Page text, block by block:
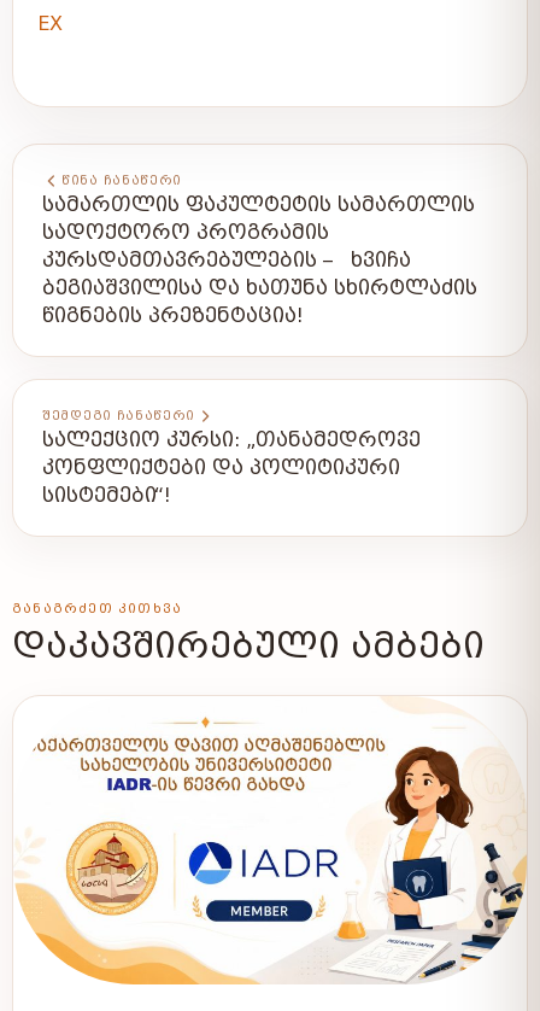
EX
ᲬᲘᲜᲐ ᲩᲐᲜᲐᲬᲔᲠᲘ
ᲡᲐᲛᲐᲠᲗᲚᲘᲡ ᲤᲐᲙᲣᲚᲢᲔᲢᲘᲡ ᲡᲐᲛᲐᲠᲗᲚᲘᲡ
ᲡᲐᲓᲝᲥᲢᲝᲠᲝ ᲞᲠᲝᲒᲠᲐᲛᲘᲡ
ᲙᲣᲠᲡᲓᲐᲛᲗᲐᲕᲠᲔᲑᲣᲚᲔᲑᲘᲡ – ᲮᲕᲘᲩᲐ
ᲑᲔᲒᲘᲐᲨᲕᲘᲚᲘᲡᲐ ᲓᲐ ᲮᲐᲗᲣᲜᲐ ᲡᲮᲘᲠᲢᲚᲐᲫᲘᲡ
ᲬᲘᲒᲜᲔᲑᲘᲡ ᲞᲠᲔᲖᲔᲜᲢᲐᲪᲘᲐ!
ᲨᲔᲛᲓᲔᲒᲘ ᲩᲐᲜᲐᲬᲔᲠᲘ
ᲡᲐᲚᲔᲥᲪᲘᲝ ᲙᲣᲠᲡᲘ: „ᲗᲐᲜᲐᲛᲔᲓᲠᲝᲕᲔ
ᲙᲝᲜᲤᲚᲘᲥᲢᲔᲑᲘ ᲓᲐ ᲞᲝᲚᲘᲢᲘᲙᲣᲠᲘ
ᲡᲘᲡᲢᲔᲛᲔᲑᲘ“!
ᲒᲐᲜᲐᲒᲠᲫᲔᲗ ᲙᲘᲗᲮᲕᲐ
ᲓᲐᲙᲐᲕᲨᲘᲠᲔᲑᲣᲚᲘ ᲐᲛᲑᲔᲑᲘ